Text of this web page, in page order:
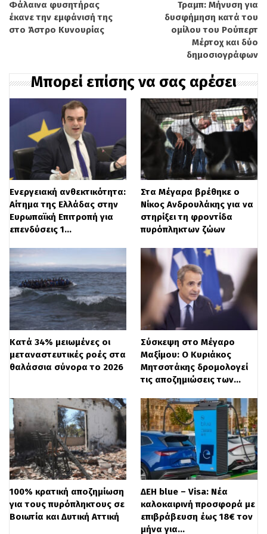
Μέσα στο χειμώνα θα έχουμε και τους
αναδόχους για τα πλοία σε όλους τους
προορισμούς, προκειμένου να κάνουν –
μαζί με τους ξενοδόχους και τους
ανθρώπους της αγοράς, της οικονομίας,
των υπηρεσιών και του τουρισμού – τον
προγραμματισμό τους» δήλωσε.
Ως προς την εξέλιξη των λιμενικών έργων,
ο Υπουργός τόνισε ότι είναι βαριά έργα
υποδομής που απαιτούν περιβαλλοντικές
μελέτες, σχεδιασμό και οργάνωση,
δηλώνοντας πως: «Η προσπάθεια και ο
στόχος μας είναι να επιταχυνθούν με τον
τρόπο που τρέξαμε το πολύ φιλόδοξο και
επιτυχημένο πρόγραμμα «ΑΙΓΙΣ», στο
πλαίσιο των προμηθειών στην Πολιτική
Προστασία.
Που σημαίνει ότι θα εκμεταλλευτούμε τις
δυνατότητες που δίνει ο νόμος, με
διαφάνεια και καθαρότητα, αλλά και θα
πιέσουμε όλους να αρθεί η γραφειοκρατία
και να μειωθούν οι χρόνοι, γιατί πράγματι
τα νησιά μας έχουν πλέον άλλες ανάγκες,
Φάλαινα φυσητήρας
έκανε την εμφάνισή της
στο Άστρο Κυνουρίας
Τραμπ: Μήνυση για
δυσφήμηση κατά του
ομίλου του Ρούπερτ
Μέρτοχ και δύο
δημοσιογράφων
Μπορεί επίσης να σας αρέσει
Ενεργειακή ανθεκτικότητα:
Αίτημα της Ελλάδας στην
Ευρωπαϊκή Επιτροπή για
επενδύσεις 1…
Στα Μέγαρα βρέθηκε ο
Νίκος Ανδρουλάκης για να
στηρίξει τη φροντίδα
πυρόπληκτων ζώων
Κατά 34% μειωμένες οι
μεταναστευτικές ροές στα
θαλάσσια σύνορα το 2026
Σύσκεψη στο Μέγαρο
Μαξίμου: Ο Κυριάκος
Μητσοτάκης δρομολογεί
τις αποζημιώσεις των…
100% κρατική αποζημίωση
για τους πυρόπληκτους σε
Βοιωτία και Δυτική Αττική
ΔΕΗ blue – Visa: Νέα
καλοκαιρινή προσφορά με
επιβράβευση έως 18€ τον
μήνα για…